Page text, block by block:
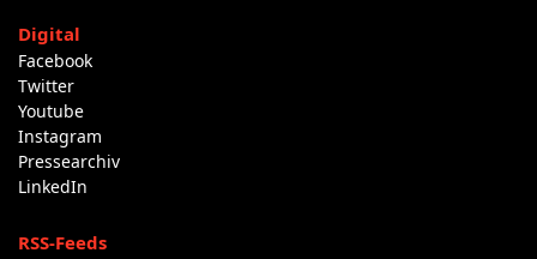
Digital
Facebook
Twitter
Youtube
Instagram
Pressearchiv
LinkedIn
RSS-Feeds